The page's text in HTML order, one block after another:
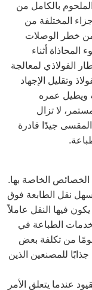
بالكامل من
المختلفة من
من خطر الوصلات
أثناء
الفولاذي لمعالجة
وتقليل الإجهاد
ويطيل عمره
لا تزال
المقسى جيدًا قادرة
الخصائص الخاصة بها.
نقل الطابعة فوق
فيها النقل عاملاً
الطباعة في
من تكلفة بعض
جذابًا للمصنعين الذين
عندما يتعلق الأمر